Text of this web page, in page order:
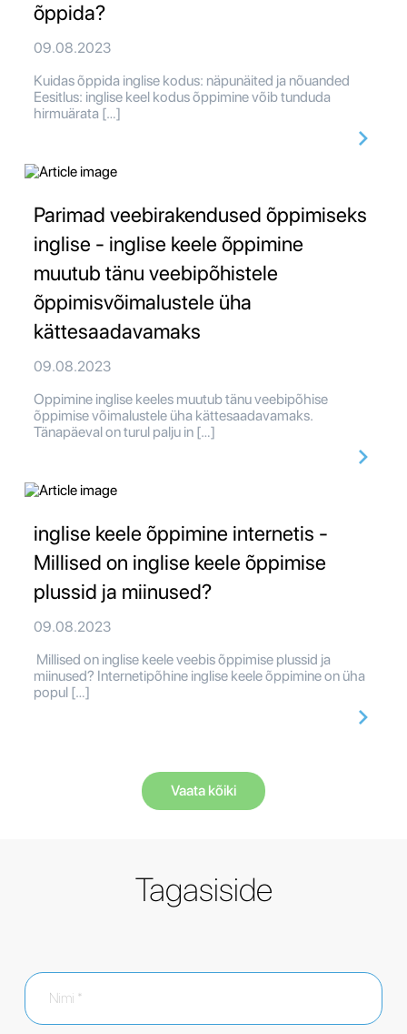
õppida?
09.08.2023
Kuidas õppida inglise kodus: näpunäited ja nõuanded
Eesitlus: inglise keel kodus õppimine võib tunduda
hirmuärata […]
Parimad veebirakendused õppimiseks
inglise - inglise keele õppimine
muutub tänu veebipõhistele
õppimisvõimalustele üha
kättesaadavamaks
09.08.2023
Oppimine inglise keeles muutub tänu veebipõhise
õppimise võimalustele üha kättesaadavamaks.
Tänapäeval on turul palju in […]
inglise keele õppimine internetis -
Millised on inglise keele õppimise
plussid ja miinused?
09.08.2023
Millised on inglise keele veebis õppimise plussid ja
miinused? Internetipõhine inglise keele õppimine on üha
popul […]
Vaata kõiki
Tagasiside